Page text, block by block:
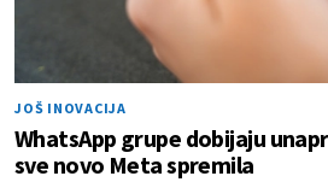
JOŠ INOVACIJA
WhatsApp grupe dobijaju
sve novo Meta spremila